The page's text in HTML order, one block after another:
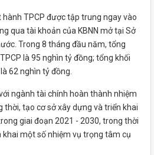
TPCP được tập trung ngay vào
qua tài khoản của KBNN mở tại Sở
Trong 8 tháng đầu năm, tổng
là 95 nghìn tỷ đồng; tổng khối
62 nghìn tỷ đồng.
ngành tài chính hoàn thành nhiệm
thời, tạo cơ sở xây dựng và triển khai
giai đoạn 2021 - 2030, trong thời
khai một số nhiệm vụ trọng tâm cụ